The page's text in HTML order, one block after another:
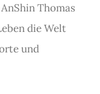
Thomas
die Welt
und